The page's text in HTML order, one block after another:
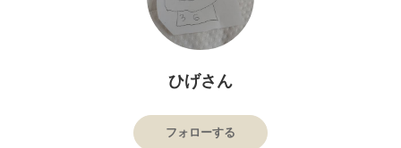
ひげさん
フォローする